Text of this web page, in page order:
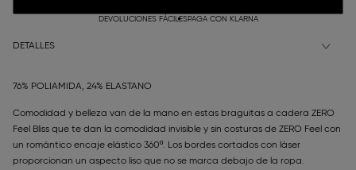
DEVOLUCIONES FÁCILESPAGA CON KLARNA
DETALLES
76% POLIAMIDA, 24% ELASTANO
Comodidad y belleza van de la mano en estas braguitas a cadera ZERO
Feel Bliss que te dan la comodidad invisible y sin costuras de ZERO Feel con
un romántico encaje elástico 360º. Los bordes cortados con láser
proporcionan un aspecto liso que no se marca debajo de la ropa.